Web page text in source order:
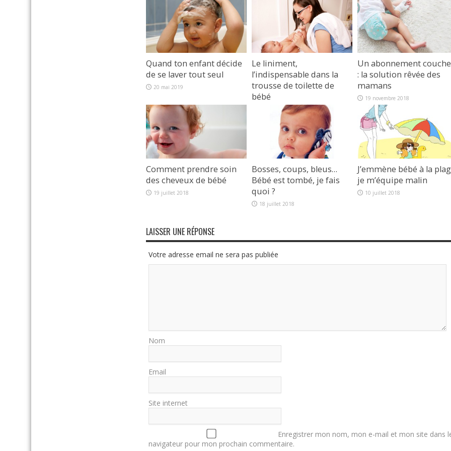
Quand ton enfant décide
de se laver tout seul
20 mai 2019
Le liniment,
l’indispensable dans la
trousse de toilette de
bébé
3 mai 2019
Un abonnement
: la solution rêvée des
mamans
19 novembre 2018
Comment prendre soin
des cheveux de bébé
19 juillet 2018
Bosses, coups, bleus…
Bébé est tombé, je fais
quoi ?
18 juillet 2018
J’emmène bébé à la
je m’équipe malin
10 juillet 2018
LAISSER UNE RÉPONSE
Votre adresse email ne sera pas publiée
Nom
Email
Site internet
Enregistrer mon nom, mon e-mail et mon site dans
navigateur pour mon prochain commentaire.